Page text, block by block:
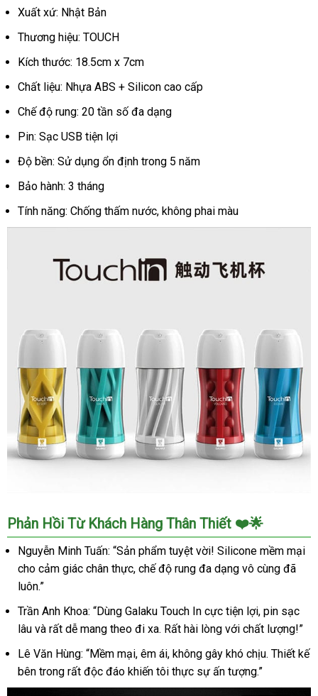
Touch
Đa
Sạc
USB
Thích
Mua
Xuất xứ: Nhật Bản
Thương hiệu: TOUCH
Kích thước: 18.5cm x 7cm
Chất liệu: Nhựa ABS + Silicon cao cấp
Chế độ rung: 20 tần số đa dạng
Pin: Sạc USB tiện lợi
Độ bền: Sử dụng ổn định trong 5 năm
Bảo hành: 3 tháng
Tính năng: Chống thấm nước, không phai màu
Cốc
Galaku
Touch
Rung
Đa
Tần
Sạc
USB
Thích
Mua
Ngay
Phản Hồi Từ Khách Hàng Thân Thiết ❤️🌟
Nguyễn Minh Tuấn: “Sản phẩm tuyệt vời! Silicone mềm mại
cho cảm giác chân thực, chế độ rung đa dạng vô cùng đã
luôn.”
Trần Anh Khoa: “Dùng Galaku Touch In cực tiện lợi, pin sạc
lâu và rất dễ mang theo đi xa. Rất hài lòng với chất lượng!”
Lê Văn Hùng: “Mềm mại, êm ái, không gây khó chịu. Thiết kế
bên trong rất độc đáo khiến tôi thực sự ấn tượng.”